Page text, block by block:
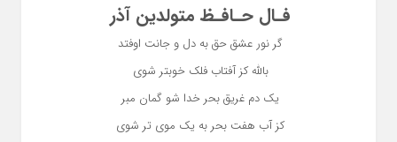
فـال حـافـظ متولدین آذر
گر نور عشق حق به دل و جانت اوفتد
بالله کز آفتاب فلک خوبتر شوی
یک دم غریق بحر خدا شو گمان مبر
کز آب هفت بحر به یک موی تر شوی